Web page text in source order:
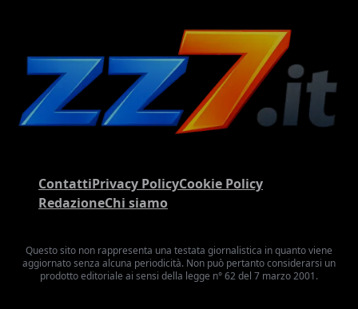
ContattiPrivacy PolicyCookie Policy
RedazioneChi siamo
Questo sito non rappresenta una testata giornalistica in quanto viene
aggiornato senza alcuna periodicità. Non può pertanto considerarsi un
prodotto editoriale ai sensi della legge n° 62 del 7 marzo 2001.